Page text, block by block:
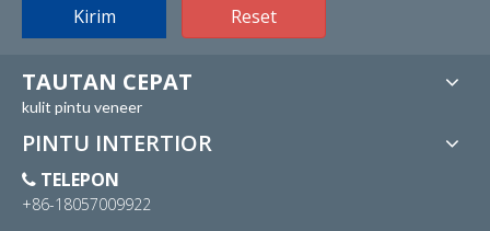
Kirim Reset
TAUTAN CEPAT
kulit pintu veneer
PINTU INTERTIOR
 TELEPON
+86-18057009922